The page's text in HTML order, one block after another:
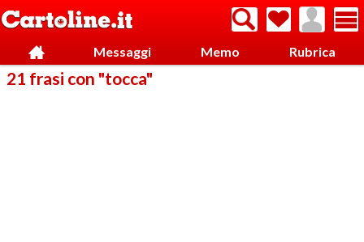
Messaggi Memo Rubrica
21 frasi con "tocca"